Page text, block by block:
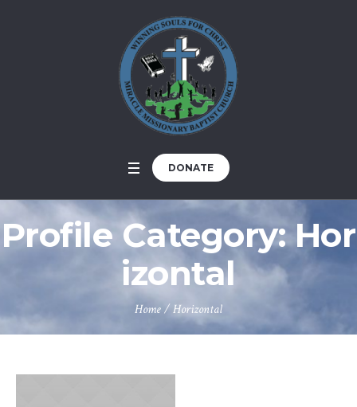
DONATE
Profile Category:Hor
izontal
Home/Horizontal